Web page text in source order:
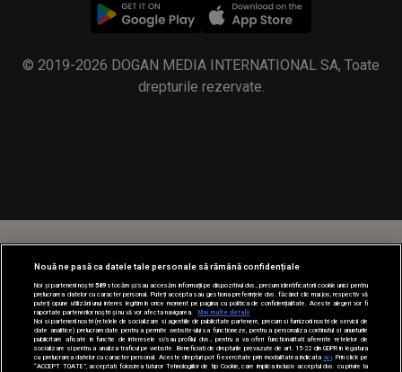
© 2019-2026 DOGAN MEDIA INTERNATIONAL SA, Toate
drepturile rezervate.
Nouă ne pasă ca datele tale personale să rămână confidențiale
Noi și partenerii noștri589stocăm și/sau accesăm informații pe dispozitivul dvs., precum identificatorii cookie unici pentru
prelucrarea datelor cu caracter personal. Puteți accepta sau gestiona preferințele dvs. făcând clic mai jos, respectiv vă
puteți opune utilizării unui interes legitim în orice moment pe pagina cu politica de confidențialitate. Aceste alegeri vor fi
raportate partenerilor noștri și nu vă vor afecta navigarea.
Mai multe detalii
Noi si partenerii nostri (retelele de socializare si agentiile de publicitate partenere, precum si furnizorii nostri de servicii de
date analitice) prelucram date pentru a permite website-ului sa functioneze, pentru a personaliza continutul si anunturile
publicitare afisate in functie de interesele si/sau profilul dvs., pentru a va oferi functionalitati aferente retelelor de
socializare si pentru a analiza traficul pe website. Beneficiati de drepturile prevazute de art. 15-22 din GDPR in legatura
cu prelucrarea datelor cu caracter personal. Aceste drepturi pot fi exercitate prin modalitatea indicataaici . Prin click pe
“ACCEPT TOATE”, acceptati folosirea tuturor Tehnologiilor de tip Cookie, care implica inclusiv acceptul dvs. cu privire la